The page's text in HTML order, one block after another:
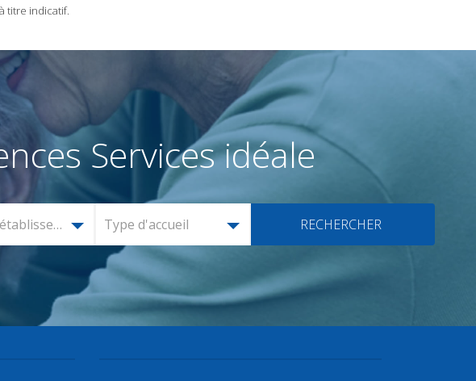
titre indicatif.
Services idéale
Type d'accueil RECHERCHER